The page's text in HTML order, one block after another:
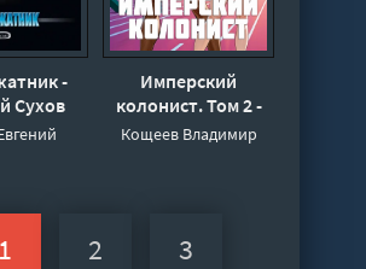
-
Сухов
Имперский
колонист. Том 2 -
Владимир Кощеев
Кощеев Владимир
1 2 3